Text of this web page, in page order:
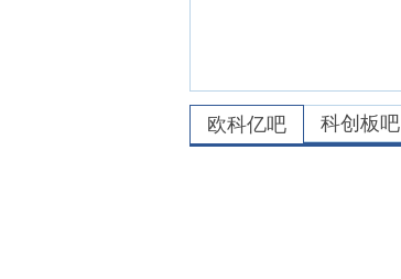
欧科亿吧 科创板吧